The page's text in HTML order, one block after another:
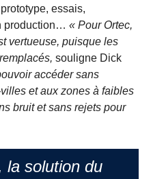
essais,
production… « Pour Ortec,
vertueuse, puisque les
souligne Dick
accéder sans
et aux zones à faibles
bruit et sans rejets pour
la solution du